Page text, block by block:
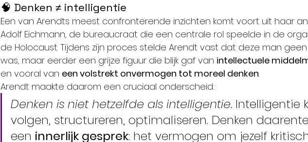
🧠 Denken ≠ intelligentie
Een van Arendts meest confronterende inzichten komt voort uit haar
Adolf Eichmann, de bureaucraat die een centrale rol speelde in de
de Holocaust. Tijdens zijn proces stelde Arendt vast dat deze man
was, maar eerder een grijze figuur die blijk gaf van intellectuele
en vooral van een volstrekt onvermogen tot moreel denken.
Arendt maakte daarom een cruciaal onderscheid:
Denken is niet hetzelfde als intelligentie. Intelligentie
volgen, structureren, optimaliseren. Denken
een innerlijk gesprek: het vermogen om jezelf